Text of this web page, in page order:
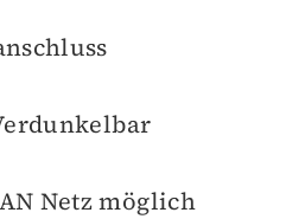
Netz möglich